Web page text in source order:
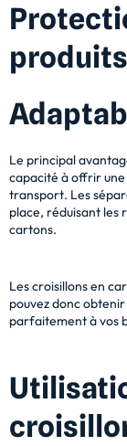
produits
Le principal
capacité à offrir
transport. Les
place, réduisant les
cartons.
Les croisillons en
pouvez donc
parfaitement à vos